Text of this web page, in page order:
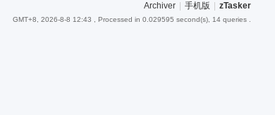
Archiver 手机版 zTasker
GMT+8, 2026-8-8 12:43 , Processed in 0.029595 second(s), 14 queries .